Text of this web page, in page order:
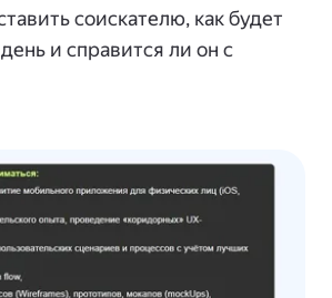
соискателю, как будет
и справится ли он с